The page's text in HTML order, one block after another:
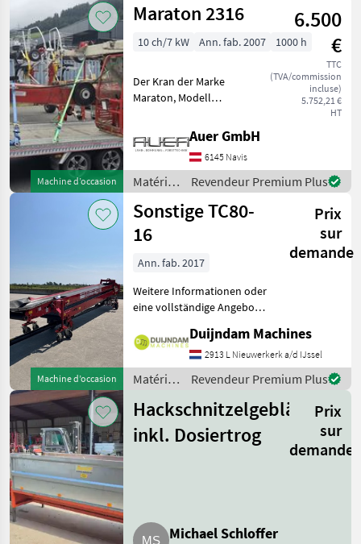
Machine d’occasion
Maraton 2316
6.500
€
TTC
(TVA/commission
incluse)
5.752,21 €
HT
10 ch/7 kW Ann. fab. 2007 1000 h
Der Kran der Marke
Maraton, Modell
Baujahr 2007, bietet eine
zuverlässige Leistung mit
einer Motorstärke von 10
PS. Mit insgesamt 1000
Betriebsstu
Auer GmbH
6145 Navis
Matériels
de
convoyage
/
Maraton
Revendeur Premium Plus
Machine d’occasion
Sonstige TC80-
16
Prix
sur
demande
Ann. fab. 2017
Weitere Informationen oder
eine vollständige Angebot?
schnell an auf unsere
Duijndam Machines
Website! Sie können uns
auch anrufen.Alle zu
Duijndam Machines
2913 L Nieuwerkerk a/d IJssel
Matériels
convoyage
/
Sonstige
Revendeur Premium Plus
Hackschnitzelgebläse
inkl. Dosiertrog
Prix
sur
demande
Michael Schloffer